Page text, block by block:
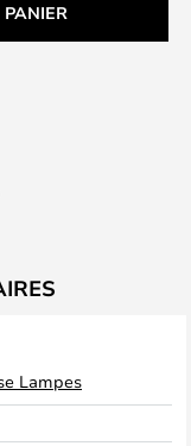
Lampes